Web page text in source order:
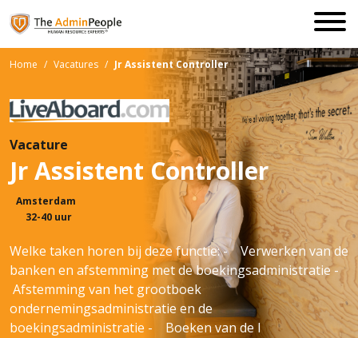
Home / Vacatures / Jr Assistent Controller
Vacature
Jr Assistent Controller
Amsterdam
32-40 uur
Welke taken horen bij deze functie: - Verwerken van de
banken en afstemming met de boekingsadministratie -
Afstemming van het grootboek
ondernemingsadministratie en de
boekingsadministratie - Boeken van de l